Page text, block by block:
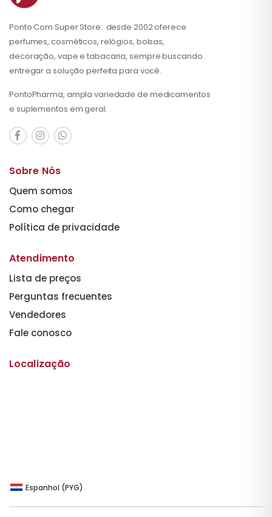
Ponto Com Super Store: desde 2002 oferece
perfumes, cosméticos, relógios, bolsas,
decoração, vape e tabacaria, sempre buscando
entregar a solução perfeita para você.
PontoPharma, ampla variedade de medicamentos
e suplementos em geral.
Sobre Nós
Quem somos
Como chegar
Política de privacidade
Atendimento
Lista de preços
Perguntas frecuentes
Vendedores
Fale conosco
Localização
Espanhol (PYG)